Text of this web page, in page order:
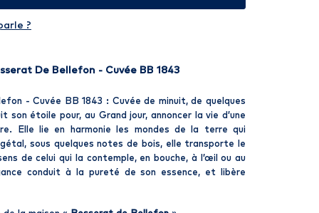
?
De Bellefon - Cuvée BB 1843
- Cuvée BB 1843 : Cuvée de minuit, de quelques
son étoile pour, au Grand jour, annoncer la vie d’une
Elle lie en harmonie les mondes de la terre qui
sous quelques notes de bois, elle transporte le
de celui qui la contemple, en bouche, à l’œil ou au
conduit à la pureté de son essence, et libère